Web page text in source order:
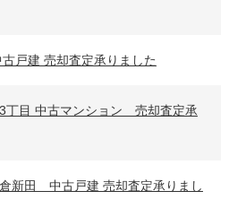
戸建 売却査定承りました
丁目 中古マンション 売却査定承
新田 中古戸建 売却査定承りまし